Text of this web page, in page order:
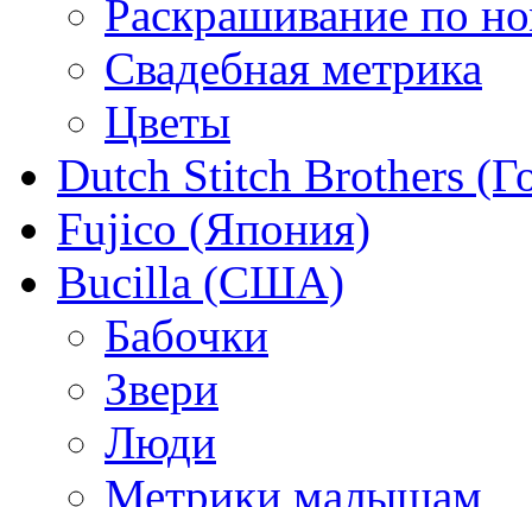
Раскрашивание по
Свадебная метрика
Цветы
Dutch Stitch Brothers
Fujico (Япония)
Bucilla (США)
Бабочки
Звери
Люди
Метрики малышам